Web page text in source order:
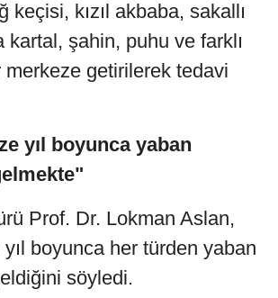
keçisi, kızıl akbaba, sakallı
kartal, şahin, puhu ve farklı
getirilerek tedavi
yıl boyunca yaban
Prof. Dr. Lokman Aslan,
boyunca her türden yaban
söyledi.